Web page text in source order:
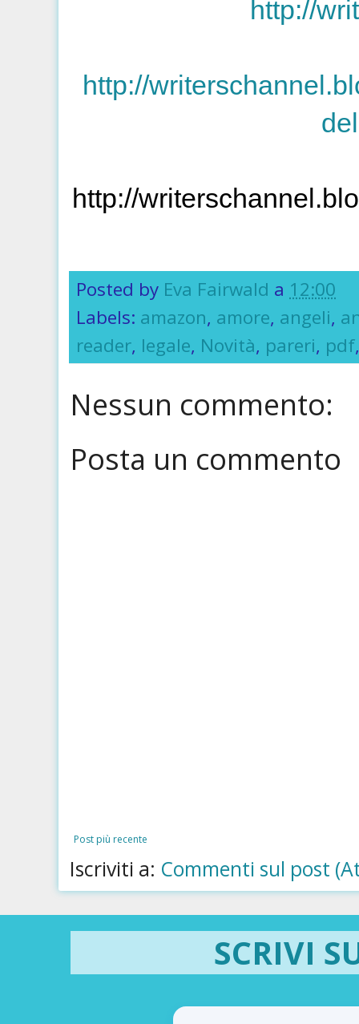
http://
http://
http://
Posted by Eva Fairwald a 12:00
Labels: amazon, amore, angeli,
reader, legale, Novità, pareri, pdf
Nessun commento:
Posta un commento
Post più recente
Iscriviti a: Commenti sul post
SCRIVI